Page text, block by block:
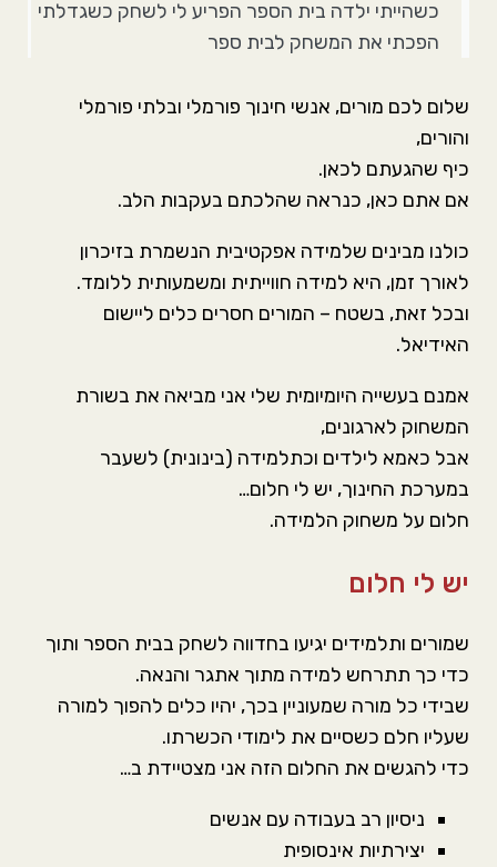
font_download סמן קישורים
כשהייתי ילדה בית הספר הפריע לי לשחק כשגדלתי
הפכתי את המשחק לבית ספר
שלום לכם מורים, אנשי חינוך פורמלי ובלתי פורמלי
והורים,
כיף שהגעתם לכאן.
אם אתם כאן, כנראה שהלכתם בעקבות הלב.
כולנו מבינים שלמידה אפקטיבית הנשמרת בזיכרון
לאורך זמן, היא למידה חווייתית ומשמעותית ללומד.
ובכל זאת, בשטח – המורים חסרים כלים ליישום
האידיאל.
אמנם בעשייה היומיומית שלי אני מביאה את בשורת
המשחוק לארגונים,
אבל כאמא לילדים וכתלמידה (בינונית) לשעבר
במערכת החינוך, יש לי חלום…
חלום על משחוק הלמידה.
יש לי חלום
שמורים ותלמידים יגיעו בחדווה לשחק בבית הספר ותוך
כדי כך תתרחש למידה מתוך אתגר והנאה.
שבידי כל מורה שמעוניין בכך, יהיו כלים להפוך למורה
שעליו חלם כשסיים את לימודי הכשרתו.
כדי להגשים את החלום הזה אני מצטיידת ב…
ניסיון רב בעבודה עם אנשים
יצירתיות אינסופית